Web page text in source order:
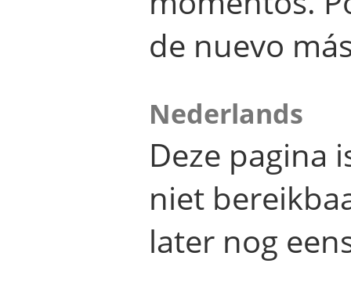
de nuevo
Nederlands
Deze pagina
niet
later nog